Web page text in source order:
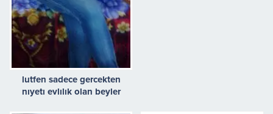
lutfen sadece gercekten
nıyetı evlılık olan beyler